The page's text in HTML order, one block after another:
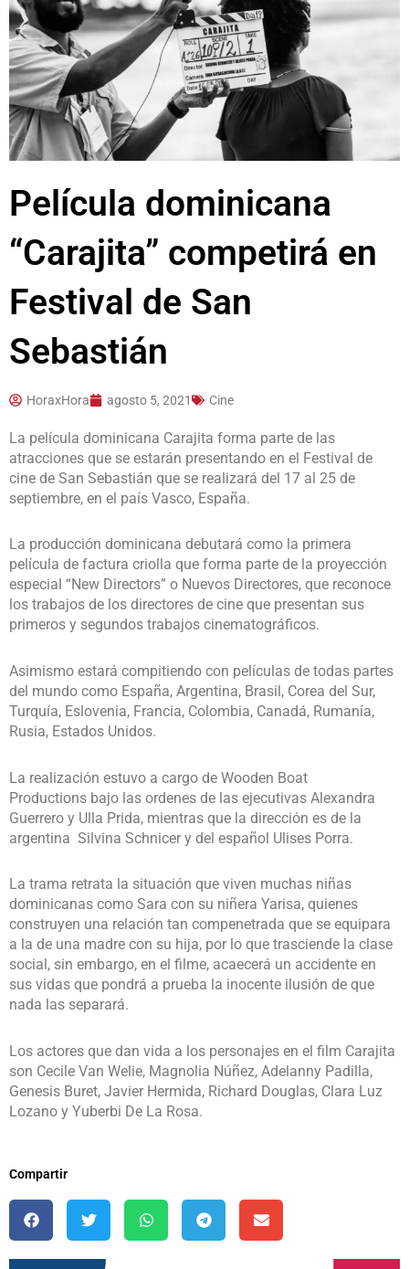
Película dominicana
“Carajita” competirá en
Festival de San
Sebastián
HoraxHora agosto 5, 2021 Cine
La película dominicana Carajita forma parte de las
atracciones que se estarán presentando en el Festival de
cine de San Sebastián que se realizará del 17 al 25 de
septiembre, en el país Vasco, España.
La producción dominicana debutará como la primera
película de factura criolla que forma parte de la proyección
especial “New Directors” o Nuevos Directores, que reconoce
los trabajos de los directores de cine que presentan sus
primeros y segundos trabajos cinematográficos.
Asimismo estará compitiendo con películas de todas partes
del mundo como España, Argentina, Brasil, Corea del Sur,
Turquía, Eslovenia, Francia, Colombia, Canadá, Rumanía,
Rusia, Estados Unidos.
La realización estuvo a cargo de Wooden Boat
Productions bajo las ordenes de las ejecutivas Alexandra
Guerrero y Ulla Prida, mientras que la dirección es de la
argentina Silvina Schnicer y del español Ulises Porra.
La trama retrata la situación que viven muchas niñas
dominicanas como Sara con su niñera Yarisa, quienes
construyen una relación tan compenetrada que se equipara
a la de una madre con su hija, por lo que trasciende la clase
social, sin embargo, en el filme, acaecerá un accidente en
sus vidas que pondrá a prueba la inocente ilusión de que
nada las separará.
Los actores que dan vida a los personajes en el film Carajita
son Cecile Van Welie, Magnolia Núñez, Adelanny Padilla,
Genesis Buret, Javier Hermida, Richard Douglas, Clara Luz
Lozano y Yuberbi De La Rosa.
Compartir